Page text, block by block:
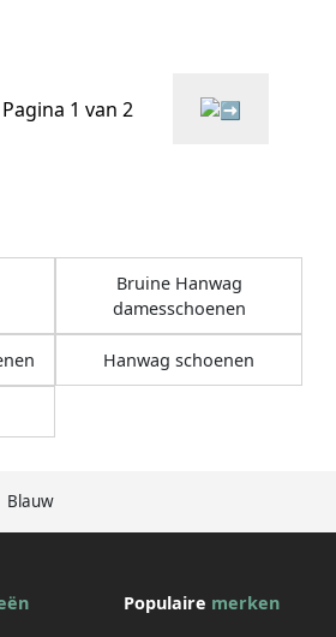
Blauw
Pagina 1 van 2
Bruine Hanwag
damesschoenen
Hanwag schoenen
Populaire merken